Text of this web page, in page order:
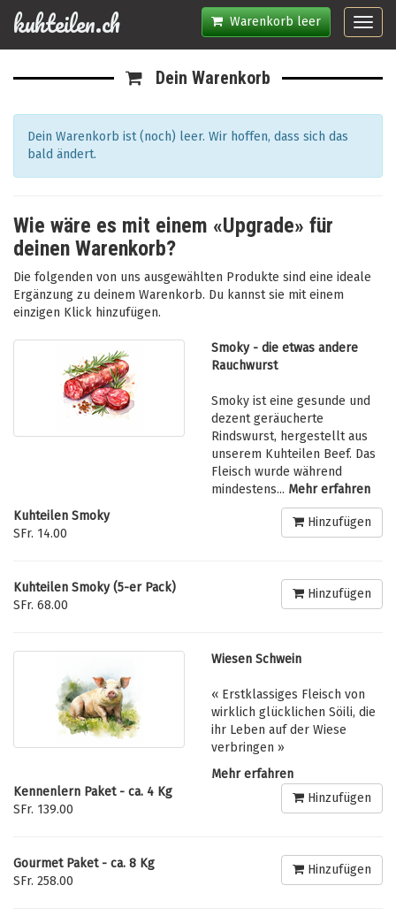
Warenkorb leer
kuhteilen.ch
Dein Warenkorb
Dein Warenkorb ist (noch) leer. Wir hoffen, dass sich das
bald ändert.
Wie wäre es mit einem «Upgrade» für
deinen Warenkorb?
Die folgenden von uns ausgewählten Produkte sind eine ideale
Ergänzung zu deinem Warenkorb. Du kannst sie mit einem
einzigen Klick hinzufügen.
Smoky - die etwas andere
Rauchwurst
Smoky ist eine gesunde und
dezent geräucherte
Rindswurst, hergestellt aus
unserem Kuhteilen Beef. Das
Fleisch wurde während
mindestens... Mehr erfahren
Kuhteilen Smoky
SFr. 14.00
Hinzufügen
Kuhteilen Smoky (5-er Pack)
SFr. 68.00
Hinzufügen
Wiesen Schwein
« Erstklassiges Fleisch von
wirklich glücklichen Söili, die
ihr Leben auf der Wiese
verbringen »
Mehr erfahren
Kennenlern Paket - ca. 4 Kg
SFr. 139.00
Hinzufügen
Gourmet Paket - ca. 8 Kg
SFr. 258.00
Hinzufügen